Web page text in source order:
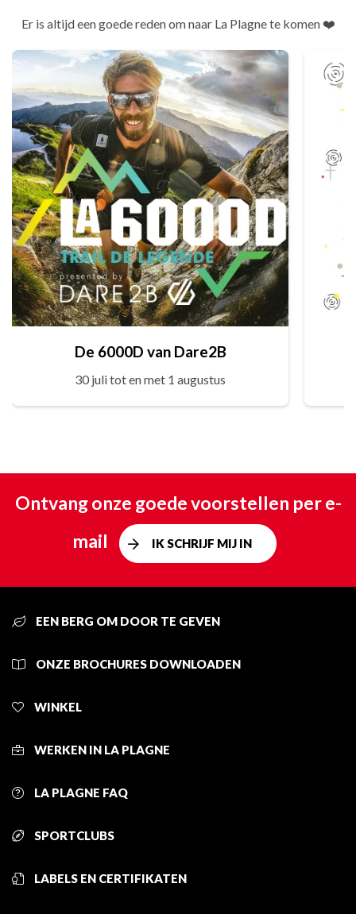
Er is altijd een goede reden om naar La Plagne te komen ❤️
De 6000D van Dare2B
30 juli tot en met 1 augustus
Ontvang onze goede voorstellen per e-
mail
IK SCHRIJF MIJ IN
EEN BERG OM DOOR TE GEVEN
ONZE BROCHURES DOWNLOADEN
WINKEL
WERKEN IN LA PLAGNE
LA PLAGNE FAQ
SPORTCLUBS
LABELS EN CERTIFIKATEN